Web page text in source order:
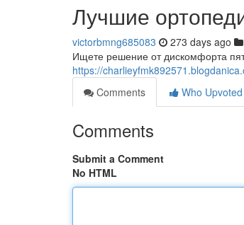
Лучшие
victorbmng685083 273 days ago
Ищете решение от дискомфорта
https://
Comments
Who Upvoted
Comments
Submit a Comment
No HTML